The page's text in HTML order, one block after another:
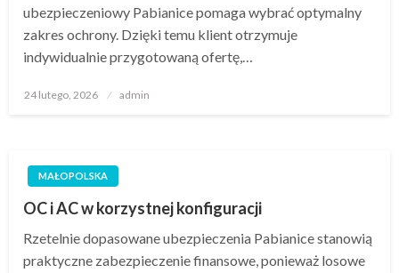
ubezpieczeniowy Pabianice pomaga wybrać optymalny
zakres ochrony. Dzięki temu klient otrzymuje
indywidualnie przygotowaną ofertę,…
Opublikowane
24 lutego, 2026 admin
MAŁOPOLSKA
OC i AC w korzystnej konfiguracji
Rzetelnie dopasowane ubezpieczenia Pabianice stanowią
praktyczne zabezpieczenie finansowe, ponieważ losowe